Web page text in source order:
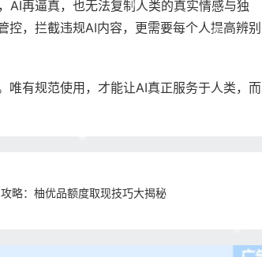
AI再逼真，也无法复制人类的真实情感与独
，拦截违规AI内容，更需要每个人提高辨别
唯有规范使用，才能让AI真正服务于人类，而
略：柚优品额度取现技巧大揭秘